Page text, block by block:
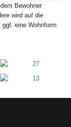
Bewohner
wird auf die
eine Wohnform